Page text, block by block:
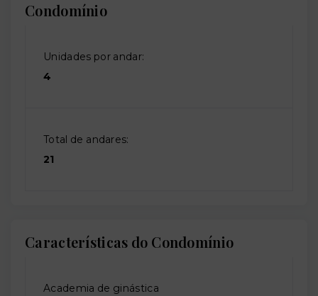
Condomínio
Unidades por andar:
4
Total de andares:
21
Características do Condomínio
Academia de ginástica